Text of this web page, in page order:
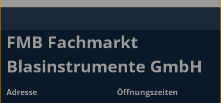
FMB Fachmarkt
Blasinstrumente GmbH
Adresse Öffnungszeiten